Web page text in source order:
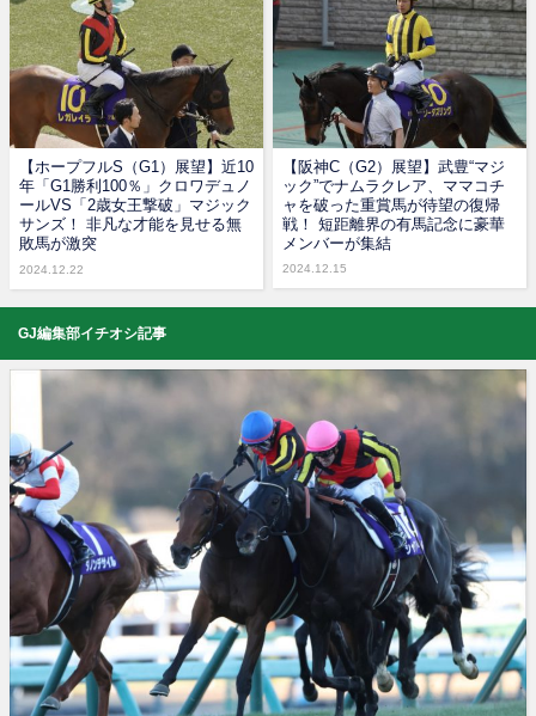
【ホープフルS（G1）展望】近10
年「G1勝利100％」クロワデュノ
ールVS「2歳女王撃破」マジック
サンズ！ 非凡な才能を見せる無
敗馬が激突
2024.12.22
【阪神C（G2）展望】武豊“マジ
ック”でナムラクレア、ママコチ
ャを破った重賞馬が待望の復帰
戦！ 短距離界の有馬記念に豪華
メンバーが集結
2024.12.15
GJ編集部イチオシ記事